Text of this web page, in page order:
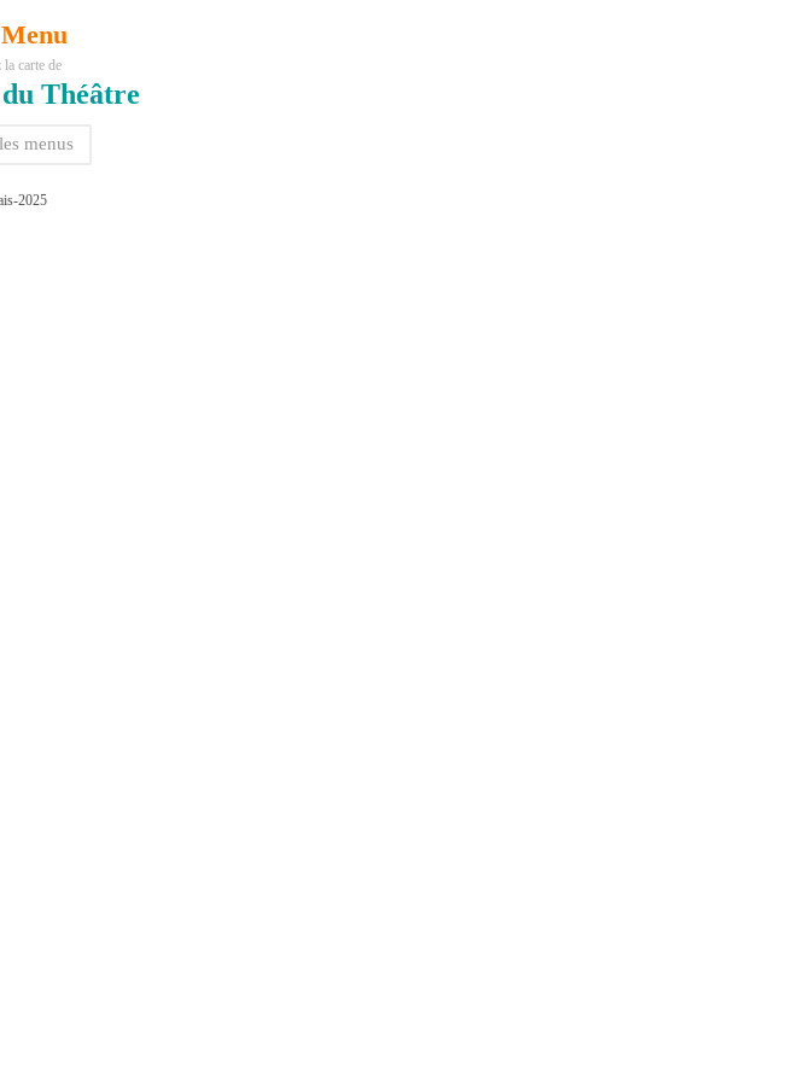
carte de
Théâtre
menus
2025